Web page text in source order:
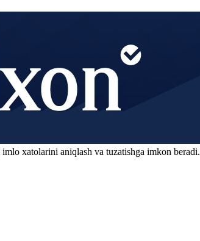
xatolarini aniqlash va tuzatishga imkon beradi.